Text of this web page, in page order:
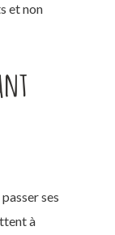
et non
ses
à